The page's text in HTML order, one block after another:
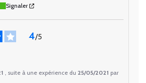
Signaler
4/5
, suite à une expérience du 25/05/2021 par